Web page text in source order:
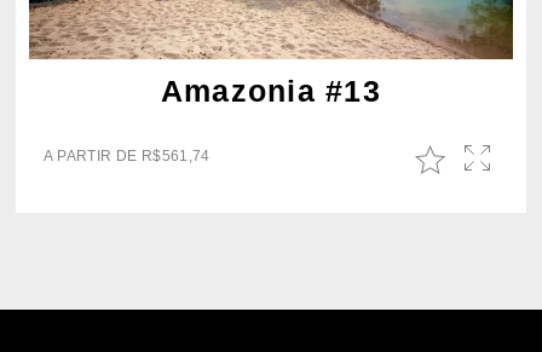
Amazonia #13
A PARTIR DE R$561,74